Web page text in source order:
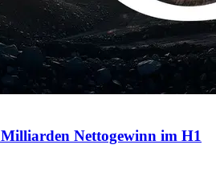
Nettogewinn im H1